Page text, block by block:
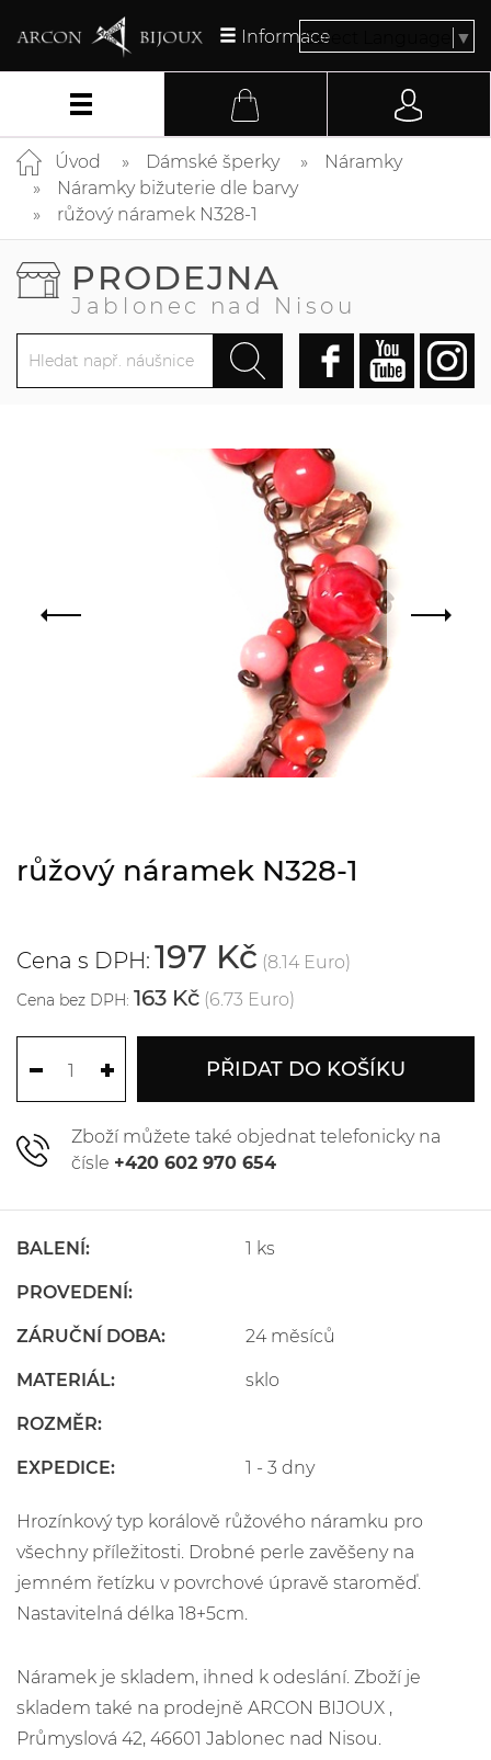
InformaceSelect Language ▼
Úvod Dámské šperky
Náramky
Náramky bižuterie dle barvy
růžový náramek N328-1
PRODEJNA
Jablonec nad Nisou
růžový náramek N328-1
Cena s DPH: 197 Kč (8.14 Euro)
Cena bez DPH: 163 Kč (6.73 Euro)
PŘIDAT DO KOŠÍKU
Zboží můžete také objednat telefonicky na
čísle +420 602 970 654
BALENÍ: 1 ks
PROVEDENÍ:
ZÁRUČNÍ DOBA: 24 měsíců
MATERIÁL: sklo
ROZMĚR:
EXPEDICE: 1 - 3 dny
Hrozínkový typ korálově růžového náramku pro
všechny příležitosti. Drobné perle zavěšeny na
jemném řetízku v povrchové úpravě staroměď.
Nastavitelná délka 18+5cm.
Náramek je skladem, ihned k odeslání. Zboží je
skladem také na prodejně ARCON BIJOUX ,
Průmyslová 42, 46601 Jablonec nad Nisou.